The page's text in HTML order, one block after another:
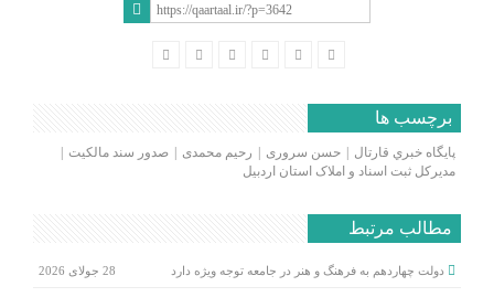
برچسب ها
پايگاه خبري قارتال حسن سروری رحیم محمدی
صدور سند مالکیت
مدیرکل ثبت اسناد و املاک استان اردبیل
مطالب مرتبط
دولت چهاردهم به فرهنگ و هنر در جامعه توجه ویژه دارد 28 جولای 2026